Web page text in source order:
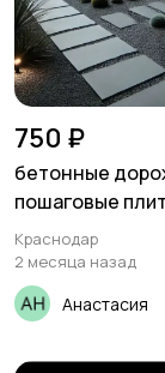
750 ₽
бетонные
пошаговые
Краснодар
2 месяца назад
Анастасия